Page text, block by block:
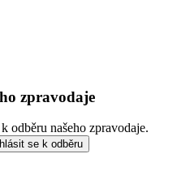
zpravodaje
odběru našeho zpravodaje.
se k odběru